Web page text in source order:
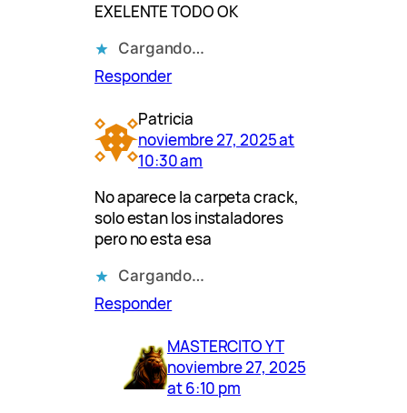
EXELENTE TODO OK
Cargando…
Responder
Patricia
noviembre 27, 2025 at
10:30 am
No aparece la carpeta crack,
solo estan los instaladores
pero no esta esa
Cargando…
Responder
MASTERCITO YT
noviembre 27, 2025
at 6:10 pm